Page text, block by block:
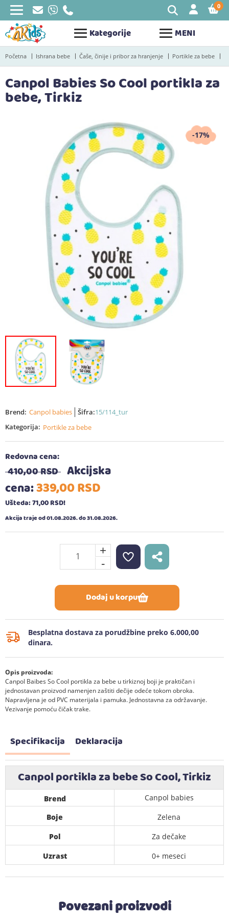
Kategorije MENI
0
Početna Ishrana bebe Čaše, činije i pribor za hranjenje Portikle za bebe
Canpol Babies So Cool portikla za
bebe, Tirkiz
-17%
Brend: Canpol babies Šifra:15/114_tur
Kategorija: Portikle za bebe
Redovna cena:
410,00RSD Akcijska
cena:339,00RSD
Ušteda: 71,00RSD!
Akcija traje od 01.08.2026. do 31.08.2026.
+
-
Dodaj u korpu
Besplatna dostava za porudžbine preko 6.000,00
dinara.
Opis proizvoda:
Canpol Baibes So Cool portikla za bebe u tirkiznoj boji je praktičan i
jednostavan proizvod namenjen zaštiti dečije odeće tokom obroka.
Napravljena je od PVC materijala i pamuka. Jednostavna za održavanje.
Vezivanje pomoću čičak trake.
Specifikacija Deklaracija
Canpol portikla za bebe So Cool, Tirkiz
Brend
Canpol babies
Boje
Zelena
Pol
Za dečake
Uzrast
0+ meseci
Povezani proizvodi